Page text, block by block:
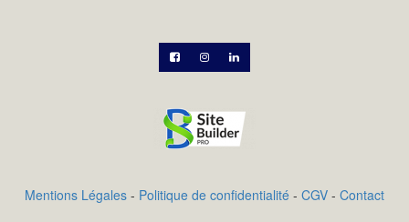
  
Mentions Légales - Politique de confidentialité - CGV - Contact